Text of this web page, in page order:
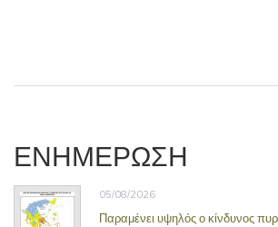
ΕΝΗΜΕΡΩΣΗ
05/08/2026
Παραμένει υψηλός ο κίνδυνος